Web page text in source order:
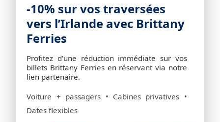
-10% sur vos traversées
vers l’Irlande avec Brittany
Ferries
Profitez d'une réduction immédiate sur vos
billets Brittany Ferries en réservant via notre
lien partenaire.
Voiture + passagers • Cabines privatives •
Dates flexibles